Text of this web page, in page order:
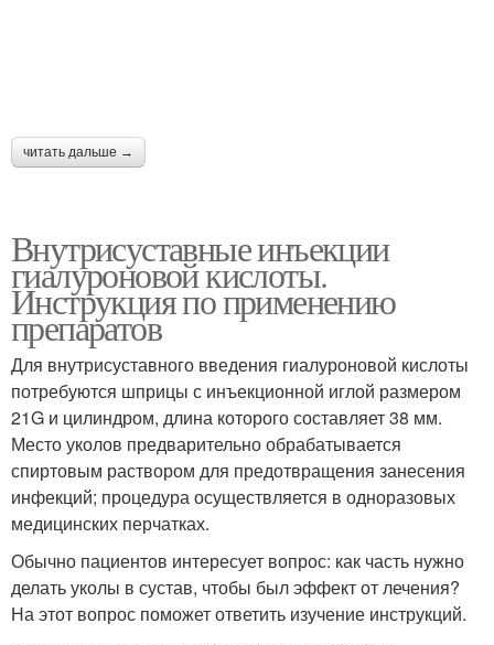
читать дальше →
Внутрисуставные инъекции
гиалуроновой кислоты.
Инструкция по применению
препаратов
Для внутрисуставного введения гиалуроновой кислоты
потребуются шприцы с инъекционной иглой размером
21G и цилиндром, длина которого составляет 38 мм.
Место уколов предварительно обрабатывается
спиртовым раствором для предотвращения занесения
инфекций; процедура осуществляется в одноразовых
медицинских перчатках.
Обычно пациентов интересует вопрос: как часть нужно
делать уколы в сустав, чтобы был эффект от лечения?
На этот вопрос поможет ответить изучение инструкций.